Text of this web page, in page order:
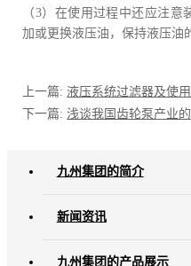
（3）在使用过程中还应注
加或更换液压油，保持液压油
上一篇:液压系统过滤器及使
下一篇: 浅谈我国齿轮泵产业
九州集团的简介
新闻资讯
九州集团的产品展示